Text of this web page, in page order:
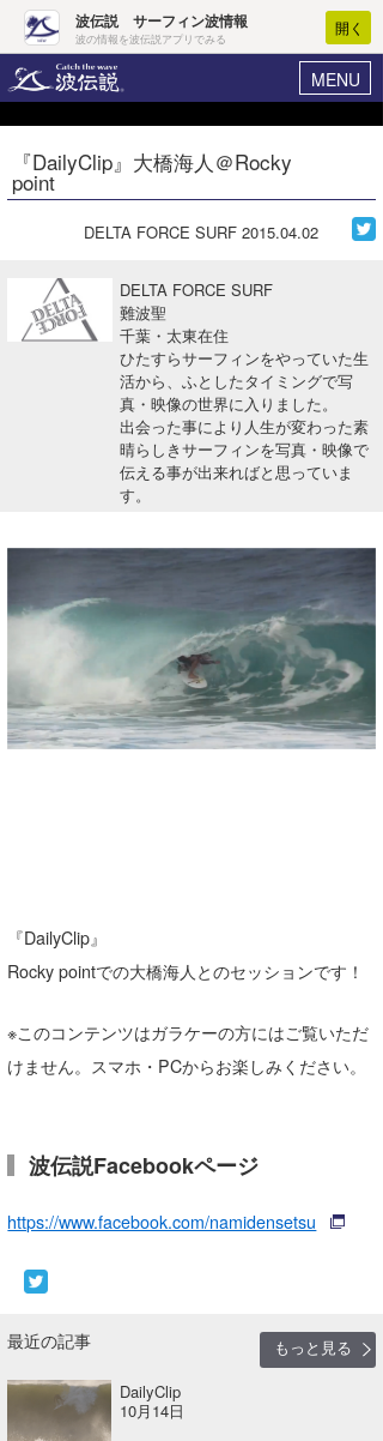
波伝説 サーフィン波情報
波の情報を波伝説アプリでみる
開く
MENU
ヘルプ マイホーム
ログイン
新規会員登録
波情報･概況
WAVE HUNTER波予想ツール
サーフィンエリアガイド
今月のプレゼント
『DailyClip』大橋海人＠Rocky
point
DELTA FORCE SURF 2015.04.02
DELTA FORCE SURF
難波聖
千葉・太東在住
ひたすらサーフィンをやっていた生
活から、ふとしたタイミングで写
真・映像の世界に入りました。
出会った事により人生が変わった素
晴らしきサーフィンを写真・映像で
伝える事が出来ればと思っていま
す。
『DailyClip』
Rocky pointでの大橋海人とのセッションです！
※このコンテンツはガラケーの方にはご覧いただ
けません。スマホ・PCからお楽しみください。
波伝説Facebookページ
https://www.facebook.com/namidensetsu
最近の記事
もっと見る
DailyClip
10月14日
Core Surf Japan
アート＆エンタメ
ショップ情報
ショップ情報
湘南
千葉北
千葉南
大阪
お知らせ
その他
ルール＆How to
VOTE!
ライター/寄稿メディア
Naoya Kimoto
arukasvision
DELTA FORCE SURF
嵯峨明日香
進士剛光
+☆maki☆+
Aichan